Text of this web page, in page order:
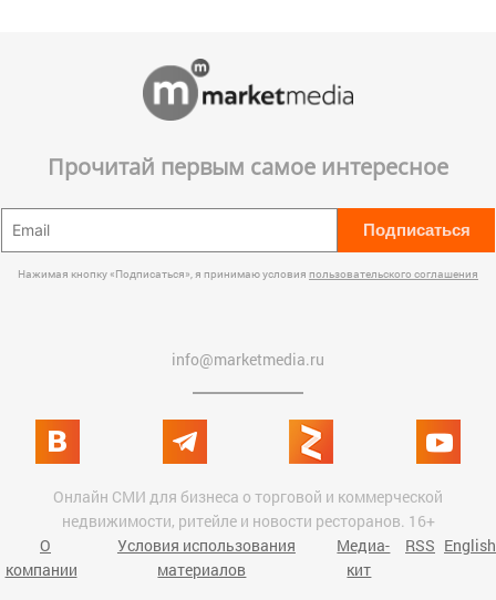
Прочитай первым самое интересное
Подписаться
Нажимая кнопку «Подписаться», я принимаю условия пользовательского соглашения
info@marketmedia.ru
Онлайн СМИ для бизнеса о торговой и коммерческой
недвижимости, ритейле и новости ресторанов. 16+
О
компании
Условия использования
материалов
Медиа-
кит
RSS English